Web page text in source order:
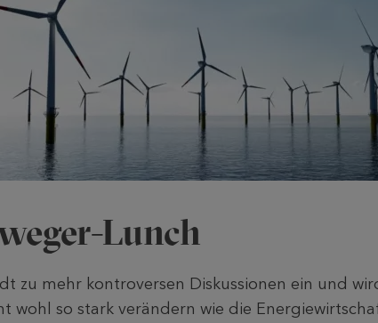
Lunch
zu mehr kontroversen Diskussionen ein und
wohl so stark verändern wie die